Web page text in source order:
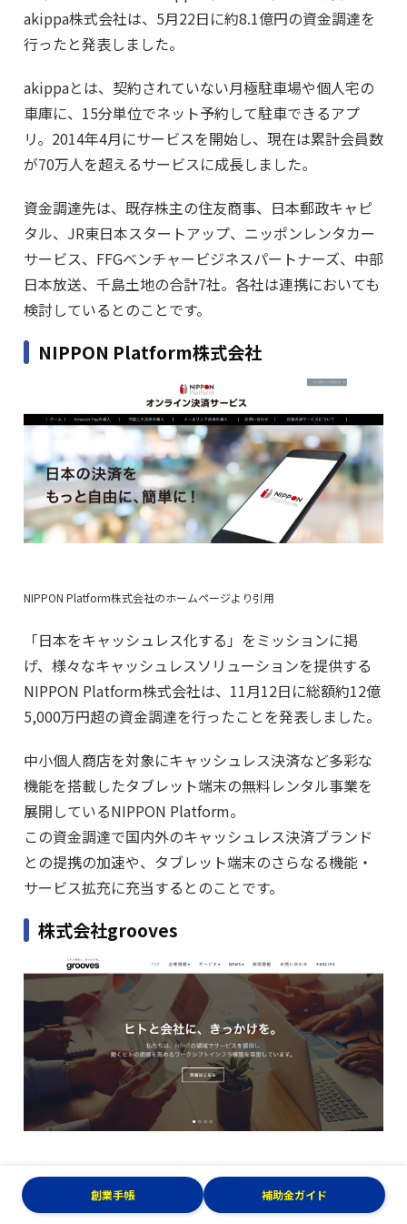
akippa株式会社は、5月22日に約8.1億円の資金調達を
行ったと発表しました。
akippaとは、契約されていない月極駐車場や個人宅の
車庫に、15分単位でネット予約して駐車できるアプ
リ。2014年4月にサービスを開始し、現在は累計会員数
が70万人を超えるサービスに成長しました。
資金調達先は、既存株主の住友商事、日本郵政キャピ
タル、JR東日本スタートアップ、ニッポンレンタカー
サービス、FFGベンチャービジネスパートナーズ、中部
日本放送、千島土地の合計7社。各社は連携においても
検討しているとのことです。
NIPPON Platform株式会社
NIPPON Platform株式会社のホームページより引用
「日本をキャッシュレス化する」をミッションに掲
げ、様々なキャッシュレスソリューションを提供する
NIPPON Platform株式会社は、11月12日に総額約12億
5,000万円超の資金調達を行ったことを発表しました。
中小個人商店を対象にキャッシュレス決済など多彩な
機能を搭載したタブレット端末の無料レンタル事業を
展開しているNIPPON Platform。
この資金調達で国内外のキャッシュレス決済ブランド
との提携の加速や、タブレット端末のさらなる機能・
サービス拡充に充当するとのことです。
株式会社grooves
株式会社groovesのホームページより引用
創業手帳 補助金ガイド